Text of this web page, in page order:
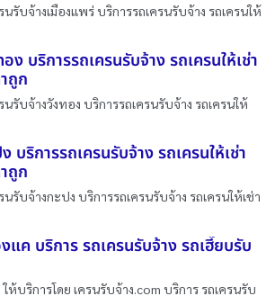
นรับจ้างเมืองแพร่ บริการรถเครนรับจ้าง รถเครนให้
ง บริการรถเครนรับจ้าง รถเครนให้เช่า
ถูก
นรับจ้างวังทอง บริการรถเครนรับจ้าง รถเครนให้
บริการรถเครนรับจ้าง รถเครนให้เช่า
ถูก
นรับจ้างกะปง บริการรถเครนรับจ้าง รถเครนให้เช่า
แค บริการ รถเครนรับจ้าง รถเฮี๊ยบรับ
ห้บริการโดย เครนรับจ้าง.com บริการ รถเครนรับ